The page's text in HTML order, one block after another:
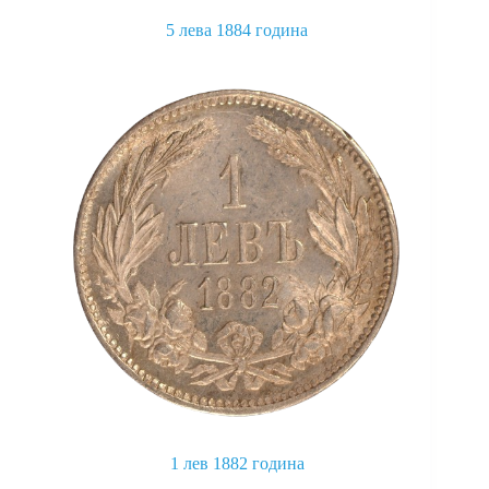
5 лева 1884 година
has
multiple
variants.
The
options
may
be
chosen
on
the
product
page
1 лев 1882 година